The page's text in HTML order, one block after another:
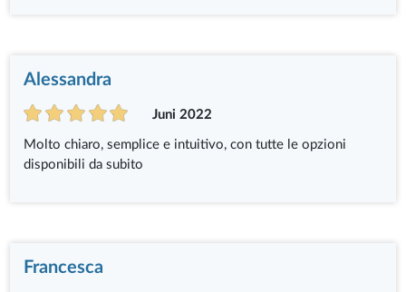
Alessandra
Juni 2022
Molto chiaro, semplice e intuitivo, con tutte le opzioni
disponibili da subito
Francesca